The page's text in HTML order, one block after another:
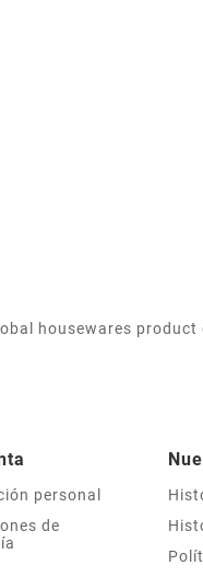
housewares
personal
de